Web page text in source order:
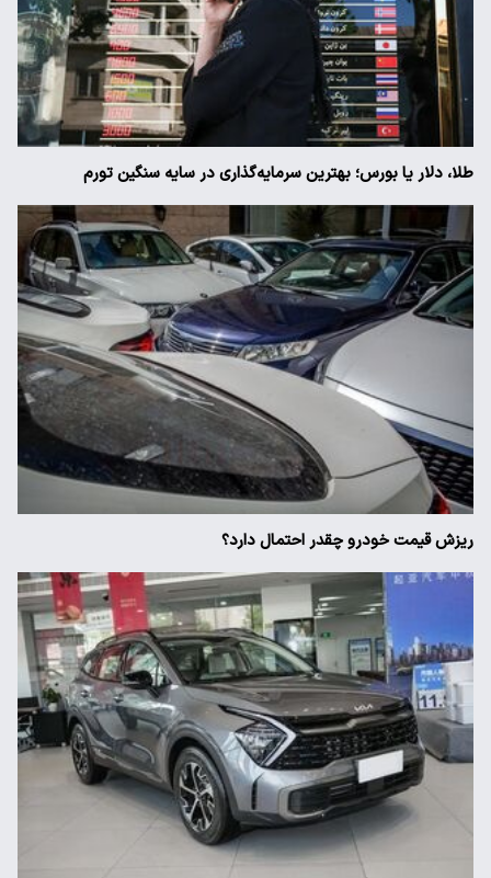
طلا، دلار یا بورس؛ بهترین سرمایه‌گذاری در سایه سنگین تورم
ریزش قیمت خودرو چقدر احتمال دارد؟